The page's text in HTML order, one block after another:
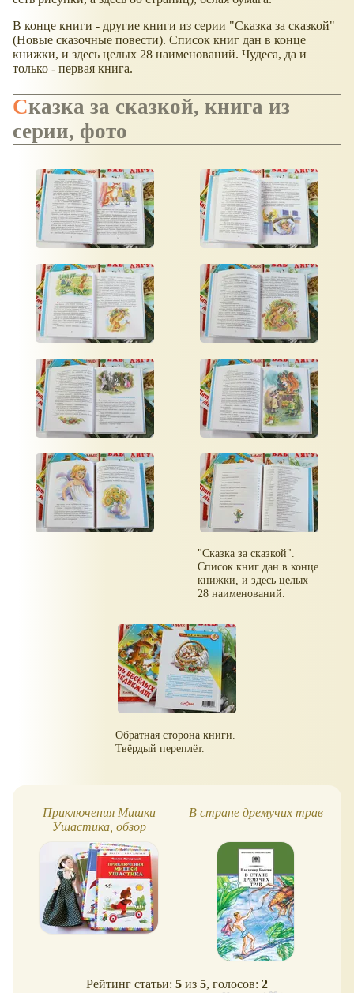
В конце книги - другие книги из серии "Сказка за сказкой"
(Новые сказочные повести). Список книг дан в конце
книжки, и здесь целых 28 наименований. Чудеса, да и
только - первая книга.
Сказка за сказкой, книга из
серии, фото
"Сказка за сказкой".
Список книг дан в конце
книжки, и здесь целых
28 наименований.
Обратная сторона книги.
Твёрдый переплёт.
Приключения Мишки
Ушастика, обзор
В стране дремучих трав
Рейтинг статьи: 5 из 5, голосов: 2